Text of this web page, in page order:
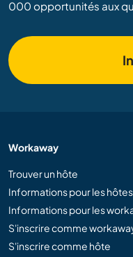
000 opportunités aux
Workaway
Trouver un hôte
Informations pour les hôtes
Informations pour les
S'inscrire comme
S'inscrire comme hôte